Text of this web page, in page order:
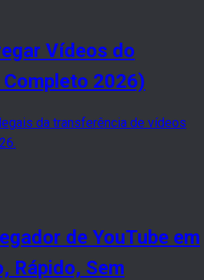
Vídeos do
Completo 2026)
da transferência de vídeos
de YouTube em
Rápido, Sem